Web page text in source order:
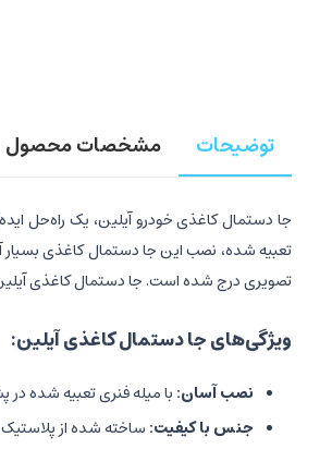
توضیحات مشخصات محصول
جا دستمال کاغذی خودرو آیلین، یک راه‌حل
تعبیه شده، نصب این جا دستمال کاغذی
تصویری درج شده است. جا دستمال کاغذی
ویژگی‌های جا دستمال کاغذی آیلین:
نصب آسان: با میله فنری تعبیه شده
جنس با کیفیت: ساخته شده از پلاستیک